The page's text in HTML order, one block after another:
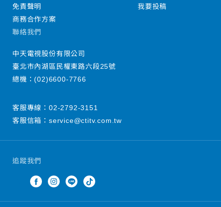
追蹤我們
免責聲明
商務合作方案
我要投稿
聯絡我們
中天電視股份有限公司
臺北市內湖區民權東路六段25號
總機：(02)6600-7766
客服專線： 02-2792-3151
客服信箱： service@ctitv.com.tw